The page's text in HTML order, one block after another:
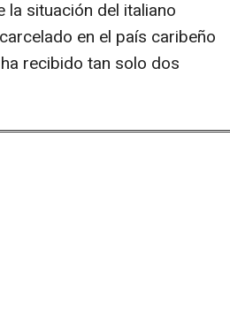
la situación del italiano
en el país caribeño
recibido tan solo dos